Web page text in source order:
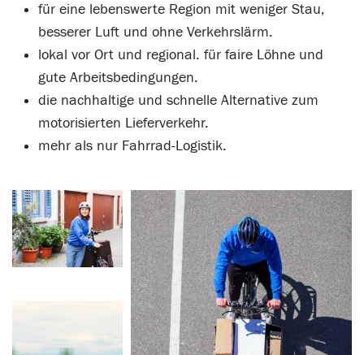
für eine lebenswerte Region mit weniger Stau,
besserer Luft und ohne Verkehrslärm.
lokal vor Ort und regional. für faire Löhne und
gute Arbeitsbedingungen.
die nachhaltige und schnelle Alternative zum
motorisierten Lieferverkehr.
mehr als nur Fahrrad-Logistik.